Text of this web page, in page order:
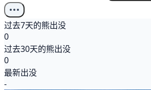
过去7天的熊出没
0
过去30天的熊出没
0
最新出没
-